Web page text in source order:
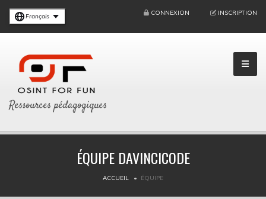
Français CONNEXION INSCRIPTION
Ressources pédagogiques
ÉQUIPE DAVINCICODE
ACCUEIL ÉQUIPE